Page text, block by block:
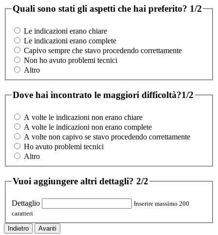
Quali sono stati gli aspetti che hai preferito? 1/2
Le indicazioni erano chiare
Le indicazioni erano complete
Capivo sempre che stavo procedendo correttamente
Non ho avuto problemi tecnici
Altro
Dove hai incontrato le maggiori difficoltà?1/2
A volte le indicazioni non erano chiare
A volte le indicazioni non erano complete
A volte non capivo se stavo procedendo correttamente
Ho avuto problemi tecnici
Altro
Vuoi aggiungere altri dettagli? 2/2
Dettaglio
Inserire massimo 200
caratteri
Indietro Avanti